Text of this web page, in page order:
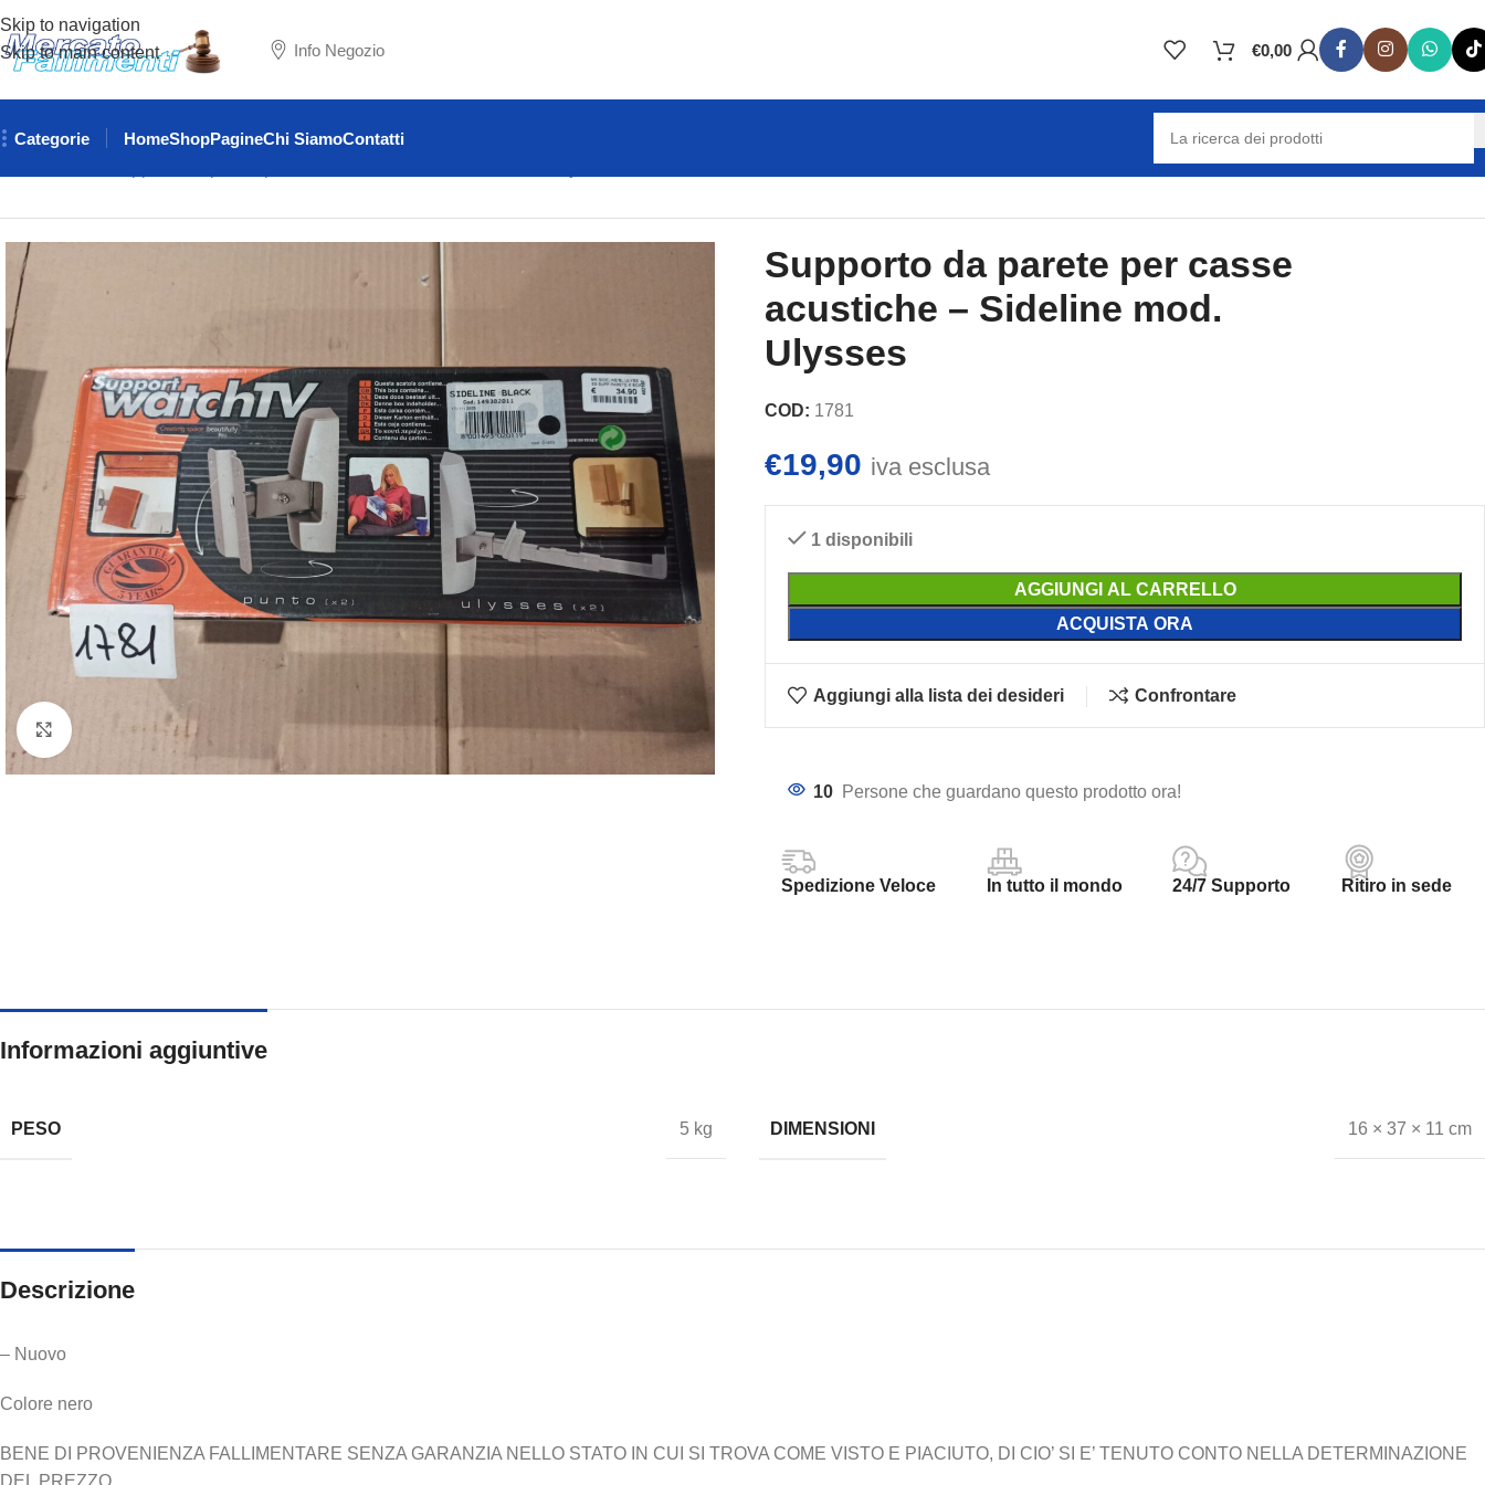
Skip to navigation
Skip to main content
Info Negozio €0,00
Categorie HomeShopPagineChi SiamoContatti
Clicca per ingrandire
Supporto da parete per casse
acustiche – Sideline mod.
Ulysses
COD: 1781
€19,90 iva esclusa
1 disponibili
AGGIUNGI AL CARRELLO
ACQUISTA ORA
Aggiungi alla lista dei desideri Confrontare
10 Persone che guardano questo prodotto ora!
Spedizione Veloce In tutto il mondo 24/7 Supporto Ritiro in sede
Informazioni aggiuntive
PESO 5 kg DIMENSIONI 16 × 37 × 11 cm
Descrizione
– Nuovo
Colore nero
BENE DI PROVENIENZA FALLIMENTARE SENZA GARANZIA NELLO STATO IN CUI SI TROVA COME VISTO E PIACIUTO, DI CIO’ SI E’ TENUTO CONTO NELLA DETERMINAZIONE
DEL PREZZO